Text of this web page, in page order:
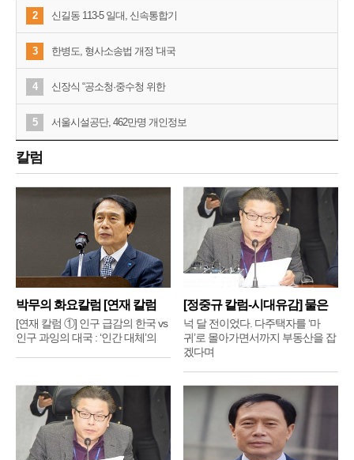
2 신길동 113-5 일대, 신속통합기
3 한병도, 형사소송법 개정 '대국
4 신장식 “공소청·중수청 위한
5 서울시설공단, 462만명 개인정보
칼럼
박무의 화요칼럼 [연재 칼럼
①]
[연재 칼럼 ①] 인구 급감의 한국 vs
인구 과잉의 대국 : ‘인간 대체’의
[정중규 칼럼-시대유감] 물은
배
넉 달 전이었다. 다주택자를 ‘마
귀’로 몰아가면서까지 부동산을 잡
겠다며